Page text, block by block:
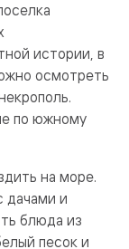
истории, в
осмотреть
по южному
на море.
дачами и
блюда из
песок и